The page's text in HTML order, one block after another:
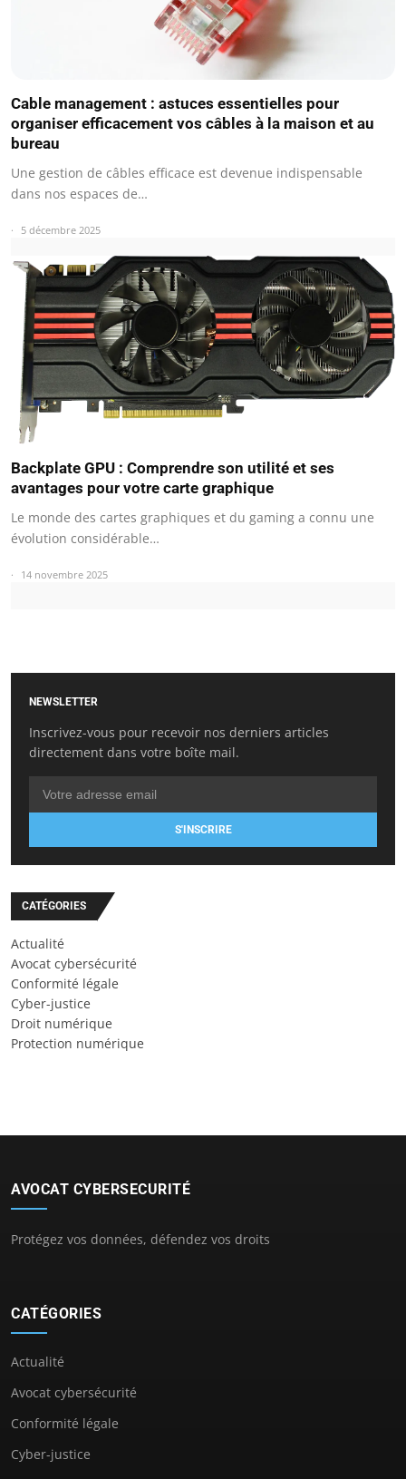
Cable management : astuces essentielles pour
organiser efficacement vos câbles à la maison et au
bureau
Une gestion de câbles efficace est devenue indispensable
dans nos espaces de…
5 décembre 2025
Backplate GPU : Comprendre son utilité et ses
avantages pour votre carte graphique
Le monde des cartes graphiques et du gaming a connu une
évolution considérable…
14 novembre 2025
NEWSLETTER
Inscrivez-vous pour recevoir nos derniers articles
directement dans votre boîte mail.
S'INSCRIRE
CATÉGORIES
Actualité
Avocat cybersécurité
Conformité légale
Cyber-justice
Droit numérique
Protection numérique
AVOCAT CYBERSECURITÉ
Protégez vos données, défendez vos droits
CATÉGORIES
Actualité
Avocat cybersécurité
Conformité légale
Cyber-justice